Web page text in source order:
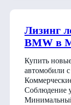
Лизинг
BMW в
Купить
автомобили
Соблюдение